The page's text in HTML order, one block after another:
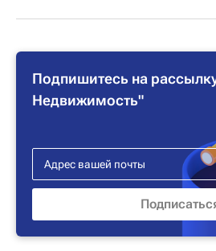
Подпишитесь на
Недвижимость"